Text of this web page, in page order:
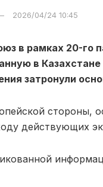
2026/04/24 10:45
в рамках 20-го
в
затронули
стороны,
действующих